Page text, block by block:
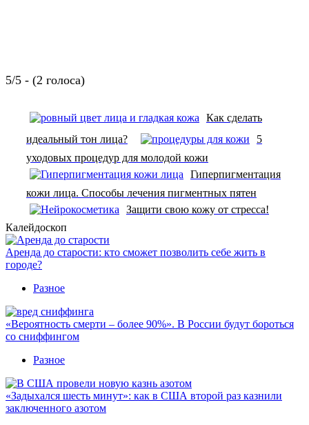
5/5 - (2 голоса)
Как сделать
идеальный тон лица?
5
уходовых процедур для молодой кожи
Гиперпигментация
кожи лица. Способы лечения пигментных пятен
Защити свою кожу от стресса!
Калейдоскоп
Аренда до старости: кто сможет позволить себе жить в
городе?
Разное
«Вероятность смерти – более 90%». В России будут бороться
со сниффингом
Разное
«Задыхался шесть минут»: как в США второй раз казнили
заключенного азотом